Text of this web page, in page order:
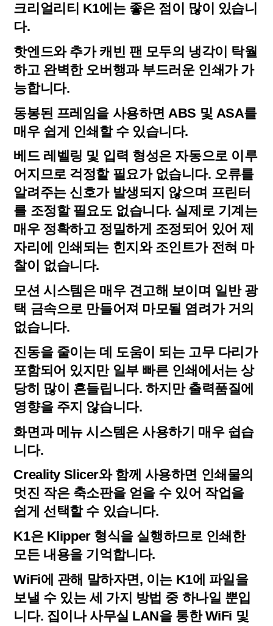
크리얼리티 K1에는 좋은 점이 많이 있습니
다.
핫엔드와 추가 캐빈 팬 모두의 냉각이 탁월
하고 완벽한 오버행과 부드러운 인쇄가 가
능합니다.
동봉된 프레임을 사용하면 ABS 및 ASA를
매우 쉽게 인쇄할 수 있습니다.
베드 레벨링 및 입력 형성은 자동으로 이루
어지므로 걱정할 필요가 없습니다. 오류를
알려주는 신호가 발생되지 않으며 프린터
를 조정할 필요도 없습니다. 실제로 기계는
매우 정확하고 정밀하게 조정되어 있어 제
자리에 인쇄되는 힌지와 조인트가 전혀 마
찰이 없습니다.
모션 시스템은 매우 견고해 보이며 일반 광
택 금속으로 만들어져 마모될 염려가 거의
없습니다.
진동을 줄이는 데 도움이 되는 고무 다리가
포함되어 있지만 일부 빠른 인쇄에서는 상
당히 많이 흔들립니다. 하지만 출력품질에
영향을 주지 않습니다.
화면과 메뉴 시스템은 사용하기 매우 쉽습
니다.
Creality Slicer와 함께 사용하면 인쇄물의
멋진 작은 축소판을 얻을 수 있어 작업을
쉽게 선택할 수 있습니다.
K1은 Klipper 형식을 실행하므로 인쇄한
모든 내용을 기억합니다.
WiFi에 관해 말하자면, 이는 K1에 파일을
보낼 수 있는 세 가지 방법 중 하나일 뿐입
니다. 집이나 사무실 LAN을 통한 WiFi 및